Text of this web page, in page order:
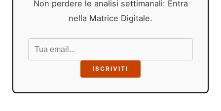
Non perdere le analisi settimanali: Entra
nella Matrice Digitale.
ISCRIVITI